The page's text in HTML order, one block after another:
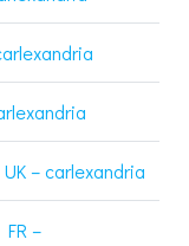
– carlexandria
–